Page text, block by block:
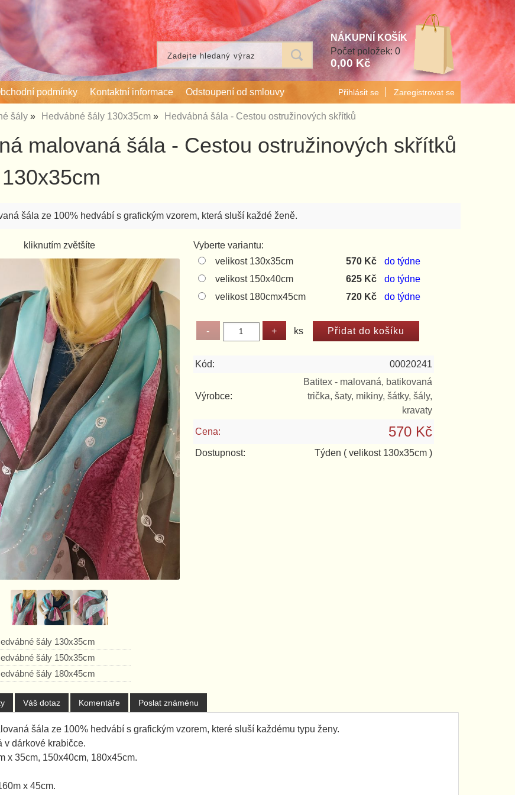
Počet položek: 0
0,00 Kč
Přihlásit se Zaregistrovat se
podmínky Kontaktní informace Odstoupení od smlouvy
šály Hedvábné šály 130x35cm Hedvábná šála - Cestou ostružinových skřítků
malovaná šála - Cestou ostružinových skřítků
šála ze 100% hedvábí s grafickým vzorem, která sluší každé ženě.
kliknutím zvětšíte
Vyberte variantu:
velikost 130x35cm
570 Kč
do týdne
velikost 150x40cm
625 Kč
do týdne
velikost 180cmx45cm
720 Kč do týdne
ks
Kód: 00020241
Výrobce:
Batitex - malovaná, batikovaná
trička, šaty, mikiny, šátky, šály,
kravaty
Cena: 570 Kč
Dostupnost: Týden ( velikost 130x35cm )
šály 130x35cm
šály 150x35cm
šály 180x45cm
Váš dotaz Komentáře Poslat známénu
šála ze 100% hedvábí s grafickým vzorem, které sluší každému typu ženy.
v dárkové krabičce.
x 35cm, 150x40cm, 180x45cm.
x 45cm.